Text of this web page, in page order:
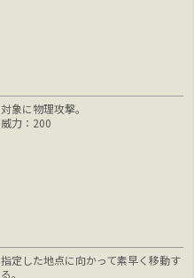
対象に物理攻撃。
威力：200
指定した地点に向かって素早く移動す
る。